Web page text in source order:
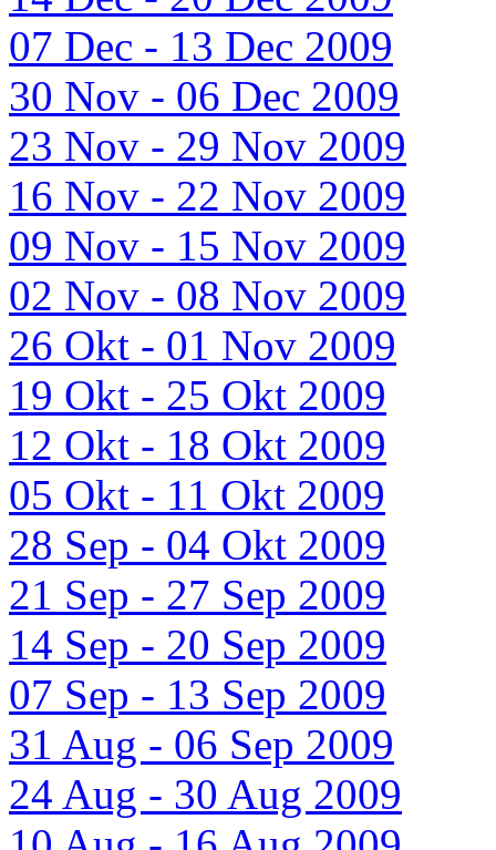
07 Dec - 13 Dec 2009
30 Nov - 06 Dec 2009
23 Nov - 29 Nov 2009
16 Nov - 22 Nov 2009
09 Nov - 15 Nov 2009
02 Nov - 08 Nov 2009
26 Okt - 01 Nov 2009
19 Okt - 25 Okt 2009
12 Okt - 18 Okt 2009
05 Okt - 11 Okt 2009
28 Sep - 04 Okt 2009
21 Sep - 27 Sep 2009
14 Sep - 20 Sep 2009
07 Sep - 13 Sep 2009
31 Aug - 06 Sep 2009
24 Aug - 30 Aug 2009